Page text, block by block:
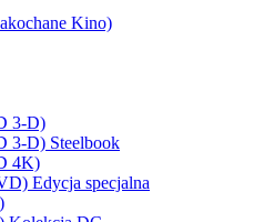
Kino)
3-D)
3-D) Steelbook
4K)
Edycja specjalna